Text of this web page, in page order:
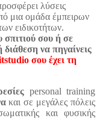
λύσεις
μια ομάδα έμπειρων
ειδικοτήτων.
σπιτιού σου ή σε
να πηγαίνεις
σου έχει τη
personal training
και σε μεγάλες πόλεις
και φυσικής